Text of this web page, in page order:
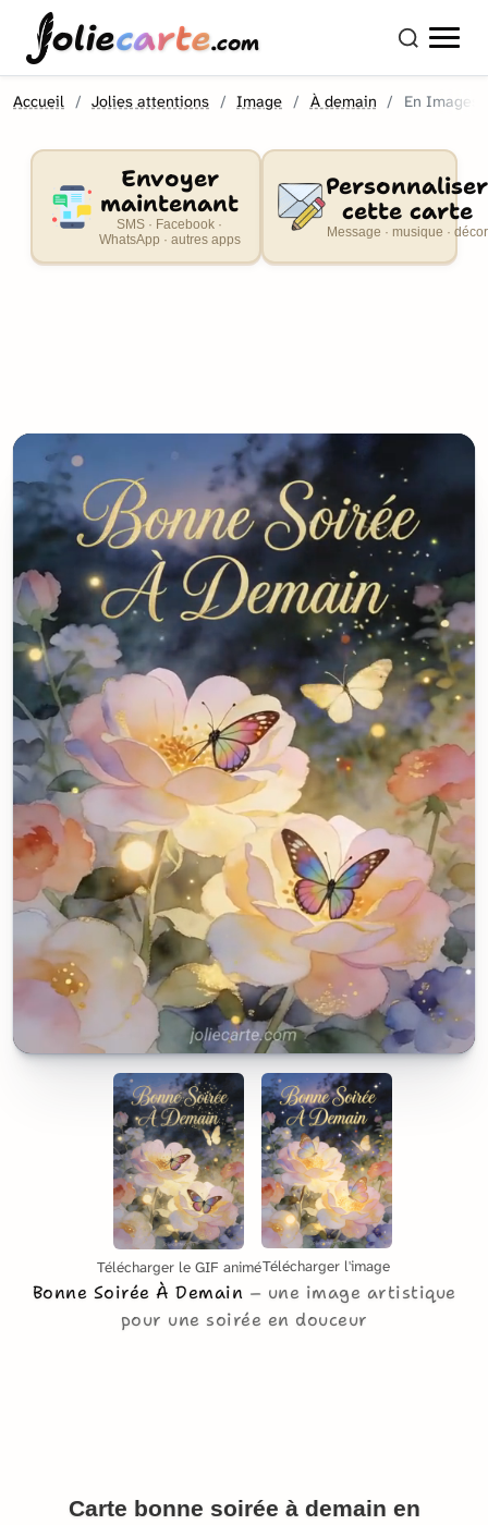
oliecarte.com
Accueil Jolies attentions Image À demain En Images
Envoyer
maintenant
SMS · Facebook ·
WhatsApp · autres apps
Personnaliser
cette carte
Message · musique · décor
Télécharger le GIF animéTélécharger l'image
Bonne Soirée À Demain
une image artistique
pour une soirée en douceur
Carte bonne soirée à demain en